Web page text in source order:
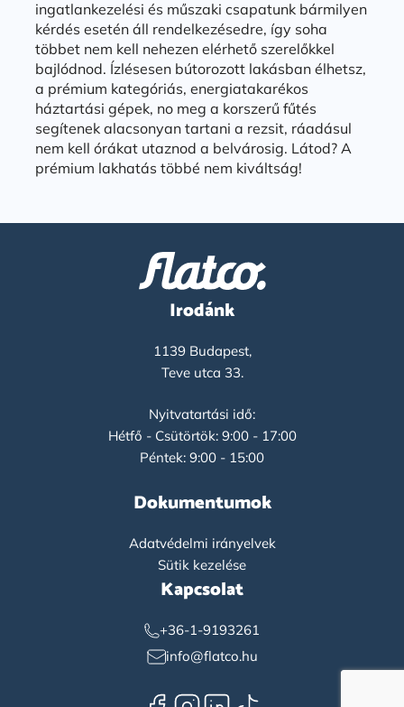
ingatlankezelési és műszaki csapatunk bármilyen
kérdés esetén áll rendelkezésedre, így soha
többet nem kell nehezen elérhető szerelőkkel
bajlódnod. Ízlésesen bútorozott lakásban élhetsz,
a prémium kategóriás, energiatakarékos
háztartási gépek, no meg a korszerű fűtés
segítenek alacsonyan tartani a rezsit, ráadásul
nem kell órákat utaznod a belvárosig. Látod? A
prémium lakhatás többé nem kiváltság!
Irodánk
1139 Budapest,
Teve utca 33.
Nyitvatartási idő:
Hétfő - Csütörtök: 9:00 - 17:00
Péntek: 9:00 - 15:00
Dokumentumok
Adatvédelmi irányelvek
Sütik kezelése
Kapcsolat
+36-1-9193261
info@flatco.hu